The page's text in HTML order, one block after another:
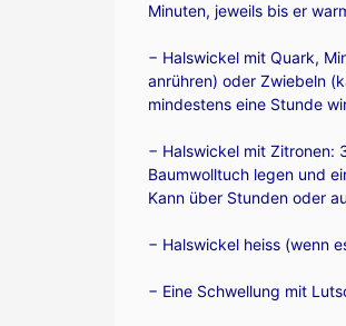
Minuten, jeweils bis er
− Halswickel mit Quark,
anrühren) oder Zwiebeln
mindestens eine Stunde
− Halswickel mit Zitronen:
Baumwolltuch legen und
Kann über Stunden oder
− Halswickel heiss (wenn
− Eine Schwellung mit